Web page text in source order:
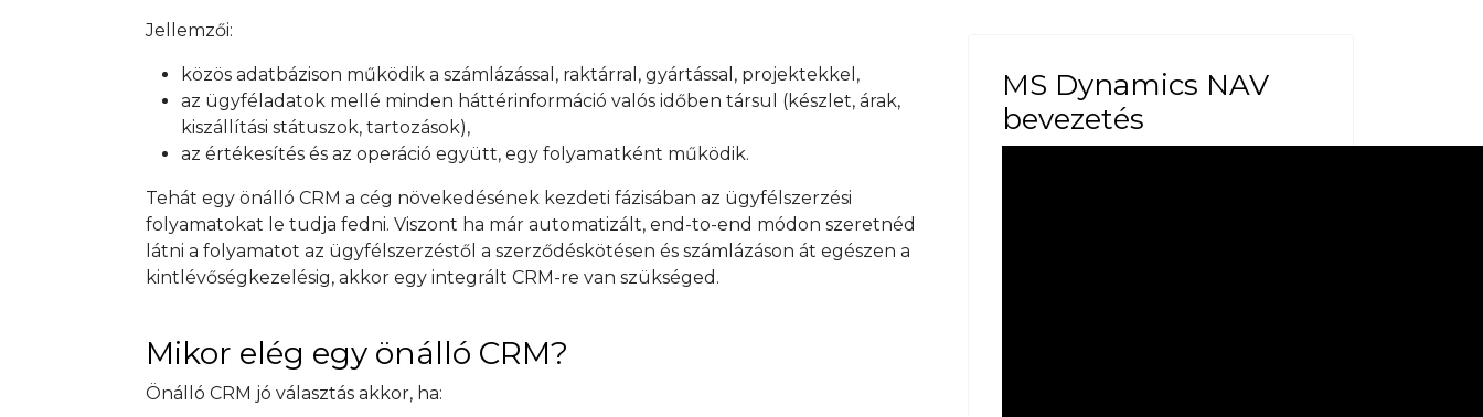
Jellemzői:
közös adatbázison működik a számlázással, raktárral, gyártással, projektekkel,
az ügyféladatok mellé minden háttérinformáció valós időben társul (készlet, árak,
kiszállítási státuszok, tartozások),
az értékesítés és az operáció együtt, egy folyamatként működik.
Tehát egy önálló CRM a cég növekedésének kezdeti fázisában az ügyfélszerzési
folyamatokat le tudja fedni. Viszont ha már automatizált, end-to-end módon szeretnéd
látni a folyamatot az ügyfélszerzéstől a szerződéskötésen és számlázáson át egészen a
kintlévőségkezelésig, akkor egy integrált CRM-re van szükséged.
Mikor elég egy önálló CRM?
Önálló CRM jó választás akkor, ha:
MS Dynamics NAV
bevezetés